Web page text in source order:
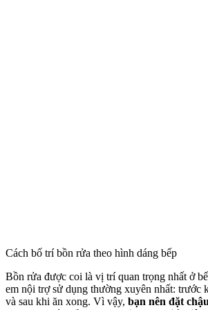
Cách bố trí bồn rửa theo hình dáng bếp
Bồn rửa được coi là vị trí quan trọng nhất ở
em nội trợ sử dụng thường xuyên nhất: trước
và sau khi ăn xong. Vì vậy, bạn nên đặt